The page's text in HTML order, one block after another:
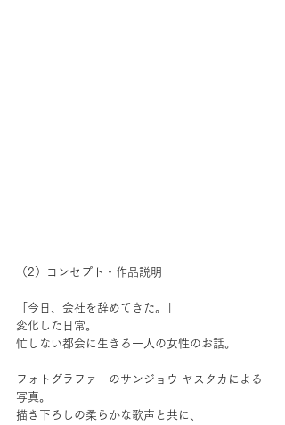
（2）コンセプト・作品説明
「今日、会社を辞めてきた。」
変化した日常。
忙しない都会に生きる一人の女性のお話。
フォトグラファーのサンジョウ ヤスタカによる
写真。
描き下ろしの柔らかな歌声と共に、